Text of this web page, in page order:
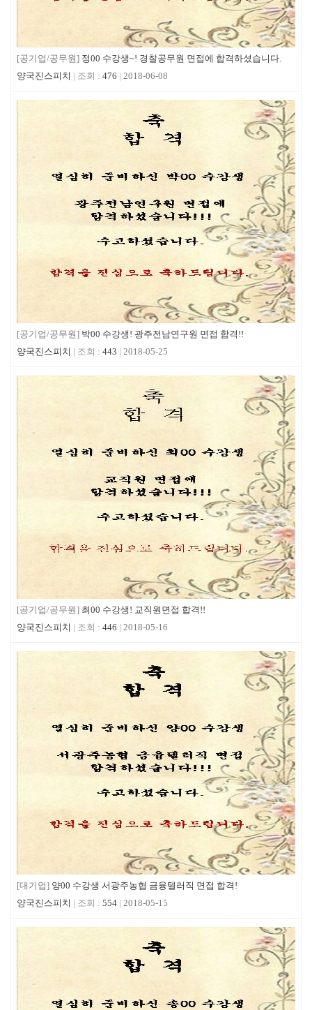
[공기업/공무원] 정00 수강생~! 경찰공무원 면접에 합격하셨습니다.
양국진스피치
476 2018-06-08
[공기업/공무원] 박00 수강생! 광주전남연구원 면접 합격!!
양국진스피치
443 2018-05-25
[공기업/공무원] 최00 수강생! 교직원면접 합격!!
양국진스피치
446 2018-05-16
[대기업] 양00 수강생 서광주농협 금융텔러직 면접 합격!
양국진스피치
554 2018-05-15